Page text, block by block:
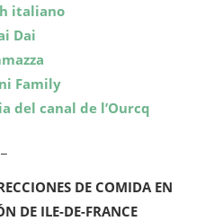
italiano
Dai
Family
del canal de l’Ourcq
DE COMIDA EN
DE ILE-DE-FRANCE